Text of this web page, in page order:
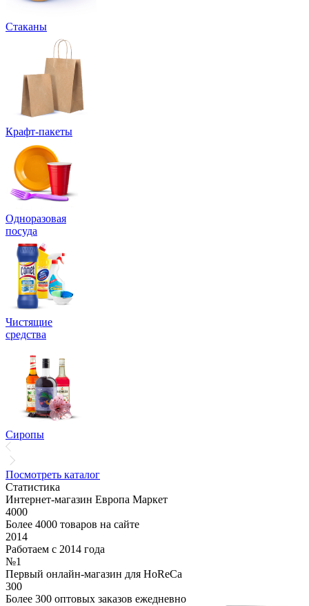
Стаканы
Крафт-пакеты
Одноразовая
посуда
Чистящие
средства
Сиропы
Посмотреть каталог
Статистика
Интернет-магазин Европа Маркет
4000
Более 4000 товаров на сайте
2014
Работаем с 2014 года
№1
Первый онлайн-магазин для HoReCa
300
Более 300 оптовых заказов ежедневно